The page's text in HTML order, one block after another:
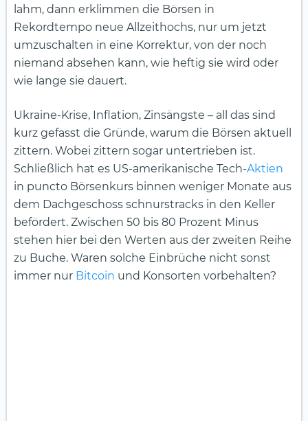
lahm, dann erklimmen die Börsen in
Rekordtempo neue Allzeithochs, nur um jetzt
umzuschalten in eine Korrektur, von der noch
niemand absehen kann, wie heftig sie wird oder
wie lange sie dauert.
Ukraine-Krise, Inflation, Zinsängste – all das sind
kurz gefasst die Gründe, warum die Börsen aktuell
zittern. Wobei zittern sogar untertrieben ist.
Schließlich hat es US-amerikanische Tech-Aktien
in puncto Börsenkurs binnen weniger Monate aus
dem Dachgeschoss schnurstracks in den Keller
befördert. Zwischen 50 bis 80 Prozent Minus
stehen hier bei den Werten aus der zweiten Reihe
zu Buche. Waren solche Einbrüche nicht sonst
immer nur Bitcoin und Konsorten vorbehalten?